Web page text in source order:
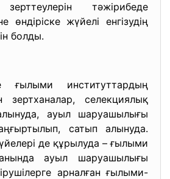
тәжірибеде
өндіріске жүйелі енгізудің
болды.
ғылыми институттардың
зертханалар, селекциялық
ауыл шаруашылығы
сатып алынуда.
де құрылуда – ғылыми
ауыл шаруашылығы
арналған ғылыми-